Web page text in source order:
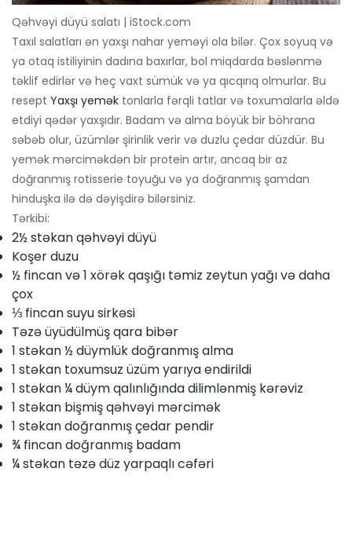
Qəhvəyi düyü salatı | iStock.com
Taxıl salatları ən yaxşı nahar yeməyi ola bilər. Çox soyuq və
ya otaq istiliyinin dadına baxırlar, bol miqdarda bəslənmə
təklif edirlər və heç vaxt sümük və ya qıcqırıq olmurlar. Bu
resept Yaxşı yemək tonlarla fərqli tatlar və toxumalarla əldə
etdiyi qədər yaxşıdır. Badam və alma böyük bir böhrana
səbəb olur, üzümlər şirinlik verir və duzlu çedar düzdür. Bu
yemək mərciməkdən bir protein artır, ancaq bir az
doğranmış rotisserie toyuğu və ya doğranmış şamdan
hinduşka ilə də dəyişdirə bilərsiniz.
Tərkibi:
2½ stəkan qəhvəyi düyü
Koşer duzu
½ fincan və 1 xörək qaşığı təmiz zeytun yağı və daha
çox
⅓ fincan suyu sirkəsi
Təzə üyüdülmüş qara bibər
1 stəkan ½ düymlük doğranmış alma
1 stəkan toxumsuz üzüm yarıya endirildi
1 stəkan ¼ düym qalınlığında dilimlənmiş kərəviz
1 stəkan bişmiş qəhvəyi mərcimək
1 stəkan doğranmış çedar pendir
¾ fincan doğranmış badam
¼ stəkan təzə düz yarpaqlı cəfəri